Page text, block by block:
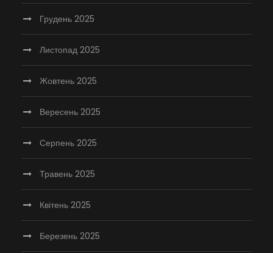
Грудень 2025
Листопад 2025
Жовтень 2025
Вересень 2025
Серпень 2025
Травень 2025
Квітень 2025
Березень 2025